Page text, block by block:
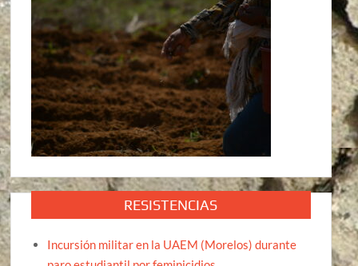
RESISTENCIAS
Incursión militar en la UAEM (Morelos) durante